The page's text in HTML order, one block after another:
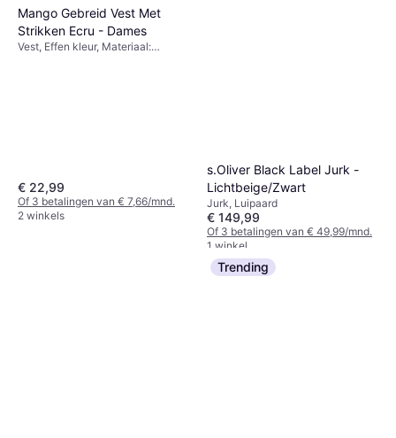
Mango Gebreid Vest Met
Strikken Ecru - Dames
Vest, Effen kleur, Materiaal:
€ 22,99
Of 3 betalingen van € 7,66/mnd.
2 winkels
s.Oliver Black Label Jurk -
Lichtbeige/Zwart
Jurk, Luipaard
€ 149,99
Of 3 betalingen van € 49,99/mnd.
1 winkel
Trending